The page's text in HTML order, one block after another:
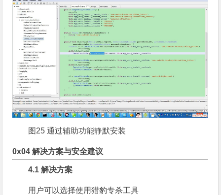
图25 通过辅助功能静默安装
0x04 解决方案与安全建议
4.1 解决方案
用户可以选择使用猎豹专杀工具